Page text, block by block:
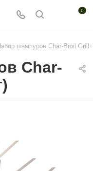
0
шампуров Char-Broil
Char-